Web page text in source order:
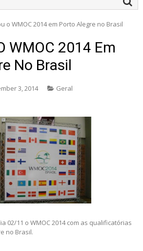
o WMOC 2014 em Porto Alegre no Brasil
WMOC 2014 Em
No Brasil
3, 2014 Geral
02/11 o WMOC 2014 com as qualificatórias
no Brasil.